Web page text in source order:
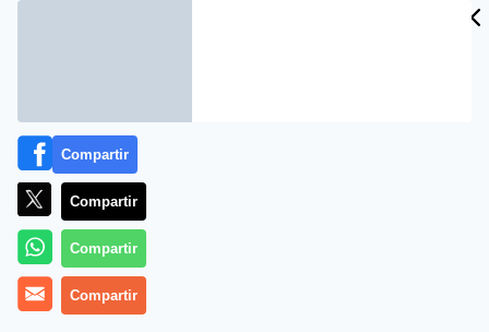
Jesús Bastante)-
Compartir
Compartir
Compartir
Compartir